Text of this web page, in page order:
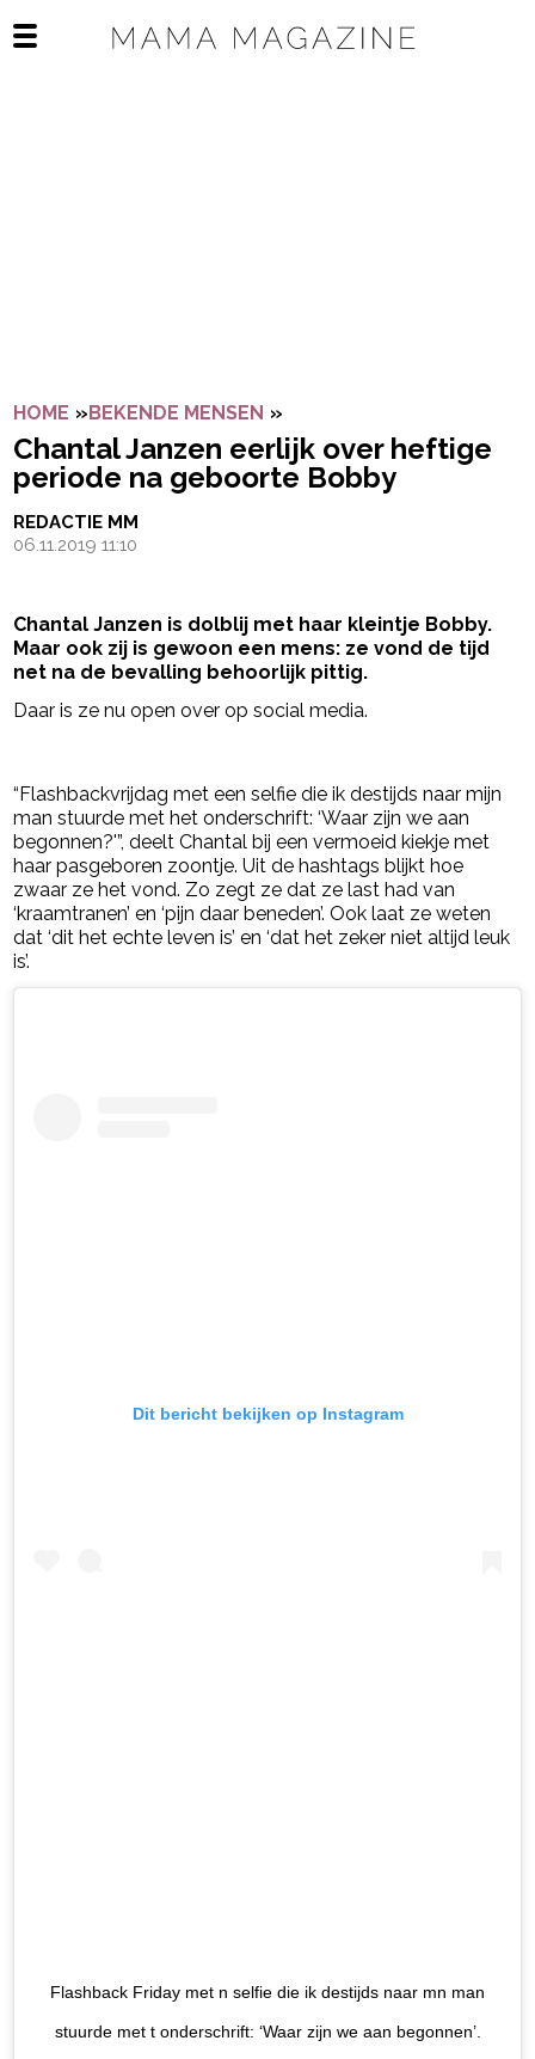
Open het mobiele menu
HOME »BEKENDE MENSEN »
Chantal Janzen eerlijk over heftige
periode na geboorte Bobby
REDACTIE MM
06.11.2019 11:10
Chantal Janzen is dolblij met haar kleintje Bobby.
Maar ook zij is gewoon een mens: ze vond de tijd
net na de bevalling behoorlijk pittig.
Daar is ze nu open over op social media.
“Flashbackvrijdag met een selfie die ik destijds naar mijn
man stuurde met het onderschrift: ‘Waar zijn we aan
begonnen?'”, deelt Chantal bij een vermoeid kiekje met
haar pasgeboren zoontje. Uit de hashtags blijkt hoe
zwaar ze het vond. Zo zegt ze dat ze last had van
‘kraamtranen’ en ‘pijn daar beneden’. Ook laat ze weten
dat ‘dit het echte leven is’ en ‘dat het zeker niet altijd leuk
is’.
Dit bericht bekijken op Instagram
Flashback Friday met n selfie die ik destijds naar mn man
stuurde met t onderschrift: ‘Waar zijn we aan begonnen’.